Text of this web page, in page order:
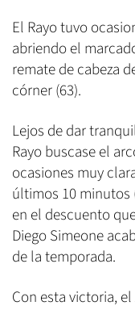
El Rayo tuvo
abriendo el
remate de cabeza
córner (63).
Lejos de dar
Rayo buscase el
ocasiones muy
últimos 10 minutos
en el descuento
Diego Simeone
de la temporada.
Con esta victoria,